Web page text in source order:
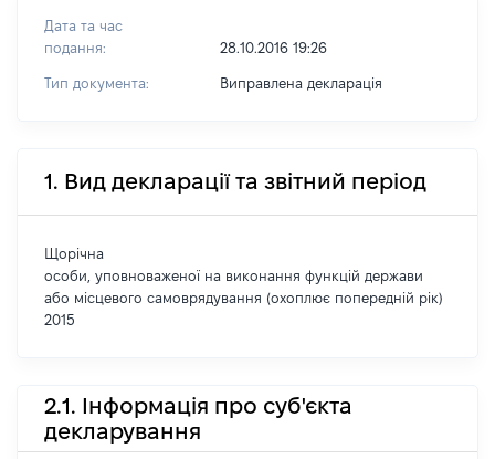
Дата та час
подання:
28.10.2016 19:26
Тип документа: Виправлена декларація
1. Вид декларації та звітний період
Щорічна
особи, уповноваженої на виконання функцій держави
або місцевого самоврядування (охоплює попередній рік)
2015
2.1. Інформація про суб'єкта
декларування